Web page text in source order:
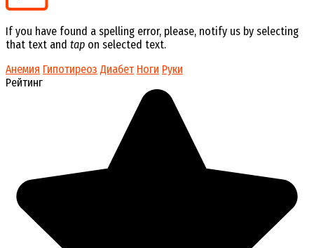
If you have found a spelling error, please, notify us by selecting
that text and tap on selected text.
Анемия Гипотиреоз Диабет Ноги Руки
Рейтинг